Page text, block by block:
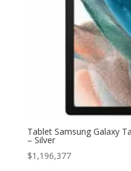
Tablet Samsung Galaxy
– Silver
$1,196,377